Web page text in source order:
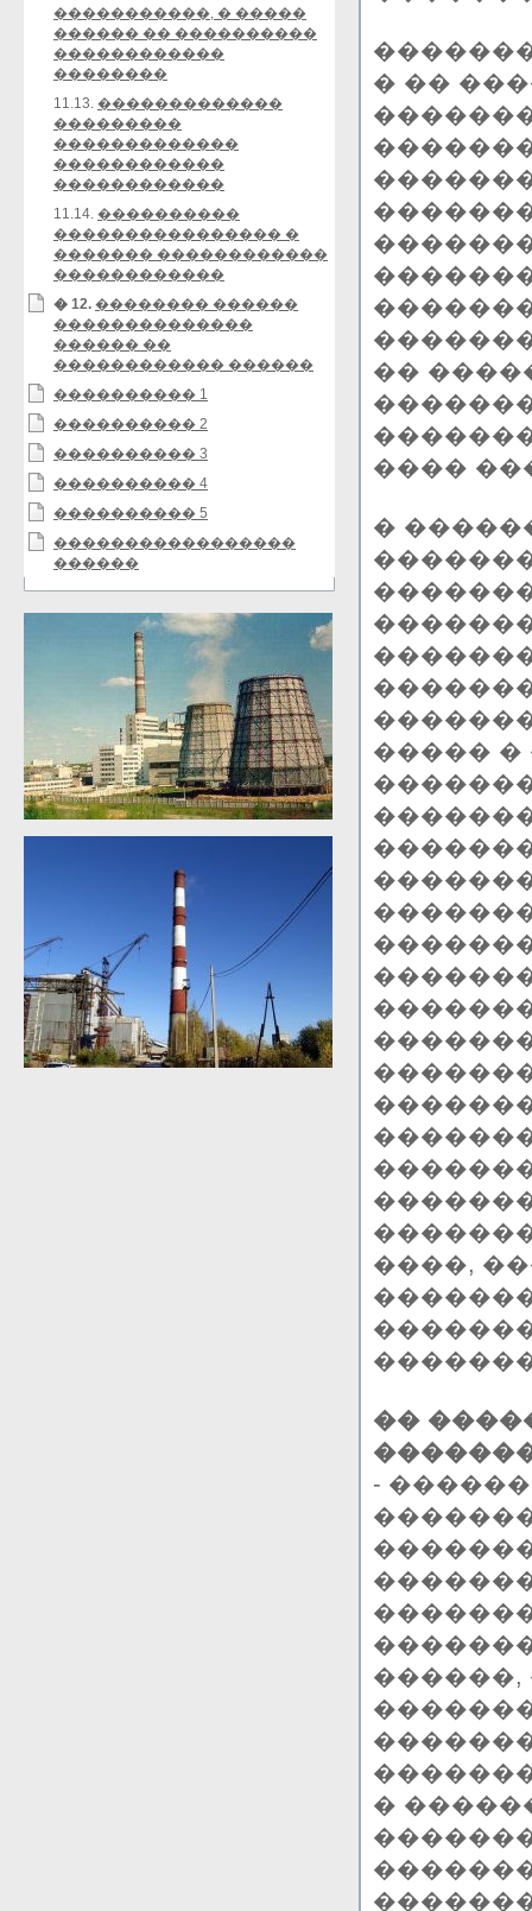
�����������, � �����
������ �� ����������
������������
��������
11.13. �������������
���������
�������������
������������
������������
11.14. ����������
���������������� �
������� ������������
������������
� 12. �������� ������
��������������
������ ��
������������ ������
���������� 1
���������� 2
���������� 3
���������� 4
���������� 5
�����������������
������
� ��
��
����
�
����� �
����,
��
-
������,
�